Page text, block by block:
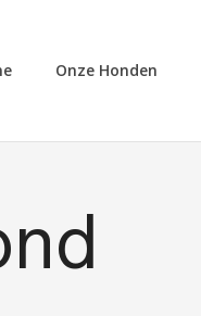
Onze Honden